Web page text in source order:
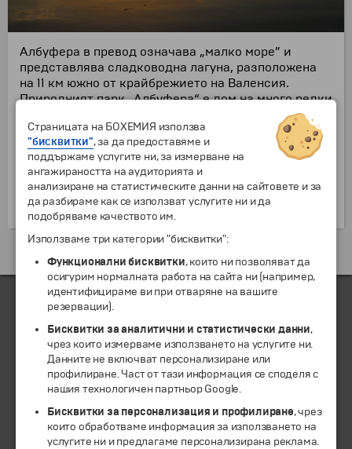
Албуфера в превод означава „малко море” и
представлява сладководна лагуна, разположена
на 11 км южно от крайбрежието на Валенсия.
Природният парк „Албуфера“ е дом на много редки
видове птици, животни и микроби. Водите на
езерото се използват в местното селско
стопанство за отглеждане на ориз и риболов.
Непокътнатата природа привлича многобройни
туристи от цял свят, за които са създадени
няколко специални маршрута за опознаване на
района.
ЧЛЕН НА
Страницата на БОХЕМИЯ използва
"бисквитки", за да предоставяме и
поддържаме услугите ни, за измерване на
ангажираността на аудиторията и
анализиране на статистическите данни на сайтовете и за
да разбираме как се използват услугите ни и да
подобряваме качеството им.
Използваме три категории "бисквитки":
Функционални бисквитки, които ни позволяват да
осигурим нормалната работа на сайта ни (например,
идентифицираме ви при отваряне на вашите
резервации).
Бисквитки за аналитични и статистически данни,
чрез които измерваме използването на услугите ни.
Данните не включват персонализиране или
профилиране. Част от тази информация се споделя с
нашия технологичен партньор Google.
Бисквитки за персонализация и профилиране, чрез
които обработваме информация за използването на
услугите ни и предлагаме персонализирана реклама.